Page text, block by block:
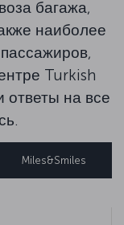
багажа,
наиболее
Turkish
ответы на все
Miles&Smiles